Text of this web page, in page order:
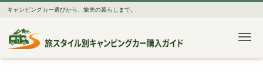
キャンピングカー選びから、旅先の暮らしまで。